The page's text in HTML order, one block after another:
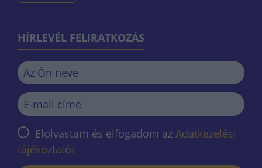
HÍRLEVÉL FELIRATKOZÁS
Elolvastam és elfogadom az Adatkezelési
tájékoztatót